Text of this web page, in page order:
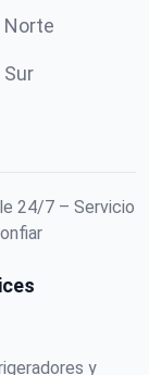
Norte
Sur
24/7 – Servicio
y